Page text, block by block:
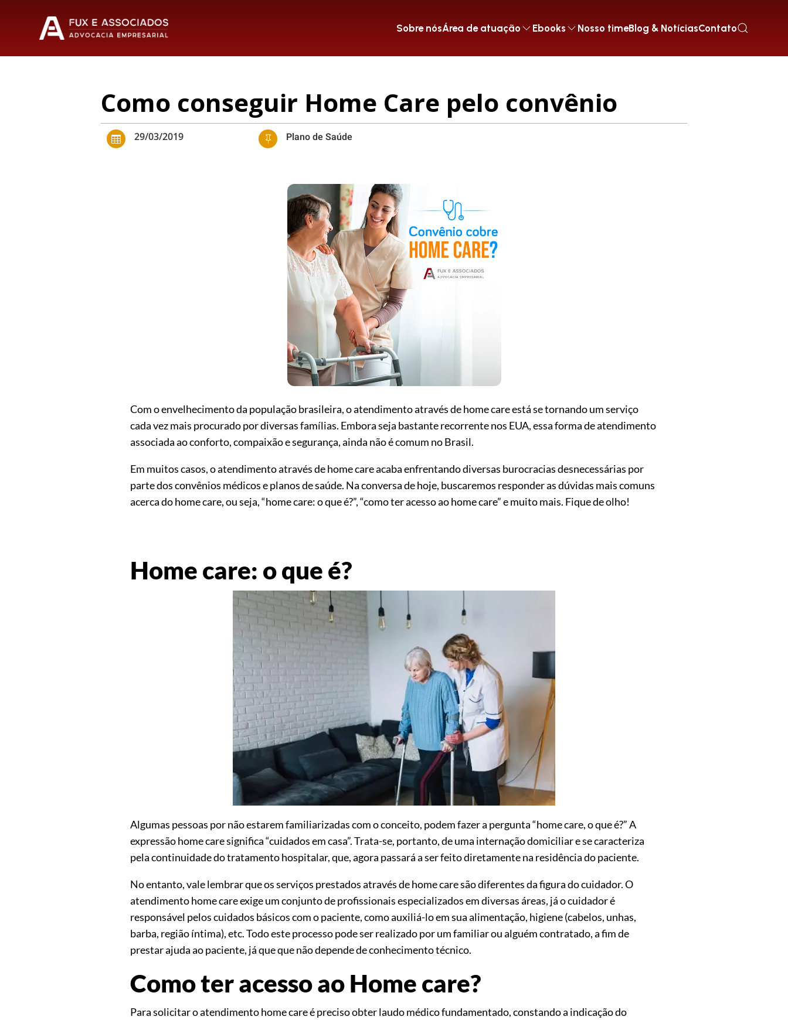
Sobre nósÁrea de atuação Ebooks Nosso timeBlog & NotíciasContato
Como conseguir Home Care pelo convênio
 29/03/2019  Plano de Saúde
Com o envelhecimento da população brasileira, o atendimento através de home care está se tornando um serviço
cada vez mais procurado por diversas famílias. Embora seja bastante recorrente nos EUA, essa forma de atendimento
associada ao conforto, compaixão e segurança, ainda não é comum no Brasil.
Em muitos casos, o atendimento através de home care acaba enfrentando diversas burocracias desnecessárias por
parte dos convênios médicos e planos de saúde. Na conversa de hoje, buscaremos responder as dúvidas mais comuns
acerca do home care, ou seja, “home care: o que é?”, “como ter acesso ao home care” e muito mais. Fique de olho!
Home care: o que é?
Algumas pessoas por não estarem familiarizadas com o conceito, podem fazer a pergunta “home care, o que é?” A
expressão home care significa “cuidados em casa”. Trata-se, portanto, de uma internação domiciliar e se caracteriza
pela continuidade do tratamento hospitalar, que, agora passará a ser feito diretamente na residência do paciente.
No entanto, vale lembrar que os serviços prestados através de home care são diferentes da figura do cuidador. O
atendimento home care exige um conjunto de profissionais especializados em diversas áreas, já o cuidador é
responsável pelos cuidados básicos com o paciente, como auxiliá-lo em sua alimentação, higiene (cabelos, unhas,
barba, região íntima), etc. Todo este processo pode ser realizado por um familiar ou alguém contratado, a fim de
prestar ajuda ao paciente, já que que não depende de conhecimento técnico.
Como ter acesso ao Home care?
Para solicitar o atendimento home care é preciso obter laudo médico fundamentado, constando a indicação do